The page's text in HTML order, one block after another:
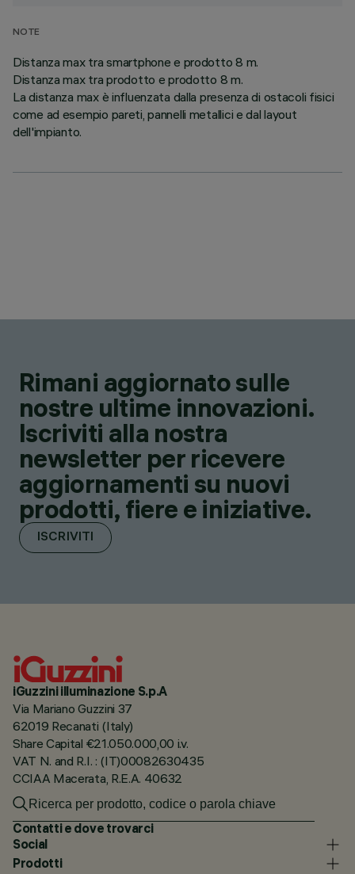
NOTE
Distanza max tra smartphone e prodotto 8 m.
Distanza max tra prodotto e prodotto 8 m.
La distanza max è influenzata dalla presenza di ostacoli fisici
come ad esempio pareti, pannelli metallici e dal layout
dell'impianto.
Rimani aggiornato sulle
nostre ultime innovazioni.
Iscriviti alla nostra
newsletter per ricevere
aggiornamenti su nuovi
prodotti, fiere e iniziative.
ISCRIVITI
iGuzzini illuminazione S.p.A
Via Mariano Guzzini 37
62019 Recanati (Italy)
Share Capital €21.050.000,00 i.v.
VAT N. and R.I. : (IT)00082630435
CCIAA Macerata, R.E.A. 40632
Contatti e dove trovarci
Social
Prodotti